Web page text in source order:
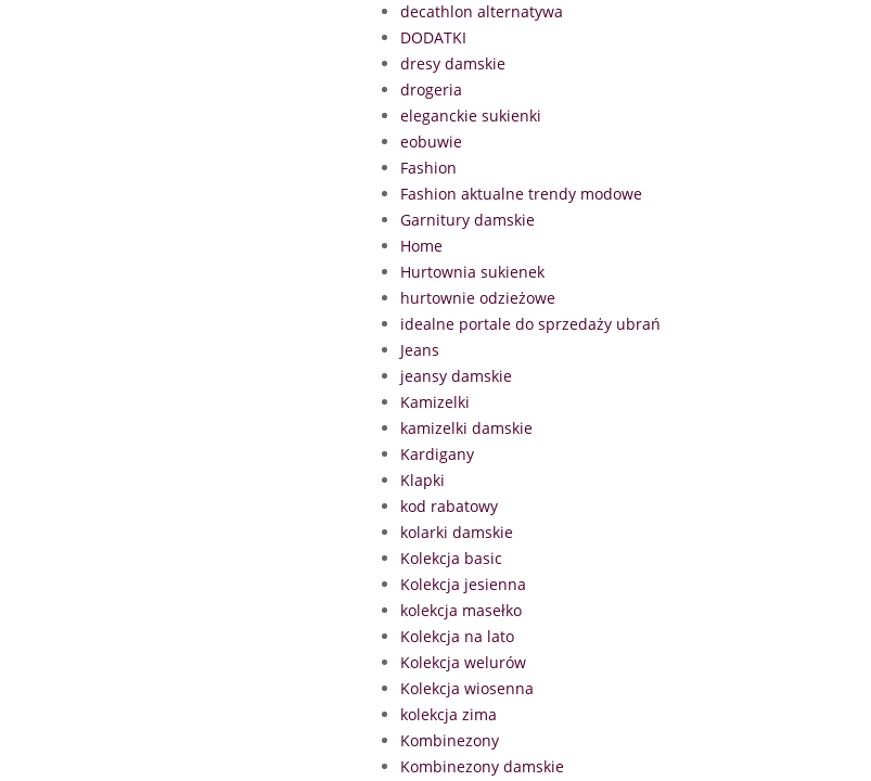
decathlon alternatywa
DODATKI
dresy damskie
drogeria
eleganckie sukienki
eobuwie
Fashion
Fashion aktualne trendy modowe
Garnitury damskie
Home
Hurtownia sukienek
hurtownie odzieżowe
idealne portale do sprzedaży ubrań
Jeans
jeansy damskie
Kamizelki
kamizelki damskie
Kardigany
Klapki
kod rabatowy
kolarki damskie
Kolekcja basic
Kolekcja jesienna
kolekcja masełko
Kolekcja na lato
Kolekcja welurów
Kolekcja wiosenna
kolekcja zima
Kombinezony
Kombinezony damskie